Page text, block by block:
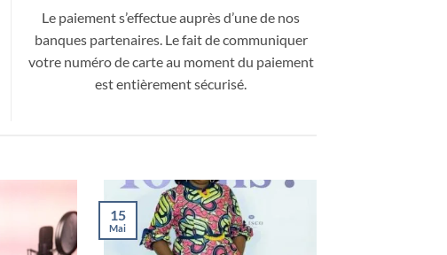
Le paiement s’effectue auprès d’une de nos
banques partenaires. Le fait de communiquer
votre numéro de carte au moment du paiement
est entièrement sécurisé.
15
Mai